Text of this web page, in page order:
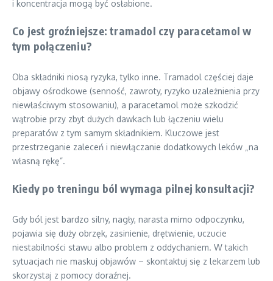
i koncentracja mogą być osłabione.
Co jest groźniejsze: tramadol czy paracetamol w
tym połączeniu?
Oba składniki niosą ryzyka, tylko inne. Tramadol częściej daje
objawy ośrodkowe (senność, zawroty, ryzyko uzależnienia przy
niewłaściwym stosowaniu), a paracetamol może szkodzić
wątrobie przy zbyt dużych dawkach lub łączeniu wielu
preparatów z tym samym składnikiem. Kluczowe jest
przestrzeganie zaleceń i niewłączanie dodatkowych leków „na
własną rękę”.
Kiedy po treningu ból wymaga pilnej konsultacji?
Gdy ból jest bardzo silny, nagły, narasta mimo odpoczynku,
pojawia się duży obrzęk, zasinienie, drętwienie, uczucie
niestabilności stawu albo problem z oddychaniem. W takich
sytuacjach nie maskuj objawów – skontaktuj się z lekarzem lub
skorzystaj z pomocy doraźnej.